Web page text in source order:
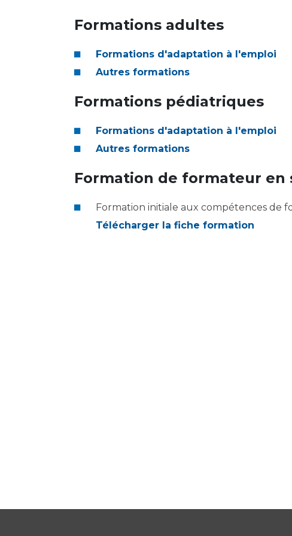
Les associations
Salon des familles
Transports sanitaires
Formations adultes
Formations d'adaptation à l'emploi
Autres formations
Formations pédiatriques
Formations d'adaptation à l'emploi
Autres formations
Formation de formateur
Formation initiale aux compétences de
Télécharger la fiche formation